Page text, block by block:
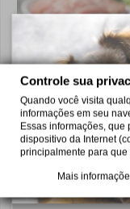
Comida
Comida veterinária
dieta clínica é
segura para cão ou
8 de agosto de 2026
Controle sua
Quando você visita
informações em seu
Essas informações, que
dispositivo da Internet
principalmente para
Mais